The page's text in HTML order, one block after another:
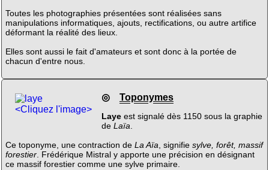
Toutes les photographies présentées sont réalisées sans
manipulations informatiques, ajouts, rectifications, ou autre artifice
déformant la réalité des lieux.
Elles sont aussi le fait d'amateurs et sont donc à la portée de
chacun d'entre nous.
<Cliquez l'image>
◎ Toponymes
Layeest signalé dès 1150 sous la graphie
de Laïa.
Ce toponyme, une contraction de La Aïa, signifie sylve, forêt, massif
forestier. Frédérique Mistral y apporte une précision en désignant
ce massif forestier comme une sylve primaire.